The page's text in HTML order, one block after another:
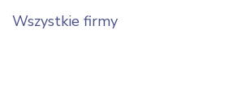
Wszystkie firmy